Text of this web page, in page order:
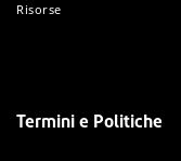
Risorse
Termini e Politiche